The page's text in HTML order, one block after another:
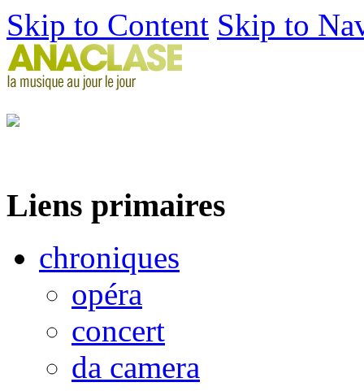
Skip to Content Skip to
Liens primaires
chroniques
opéra
concert
da camera